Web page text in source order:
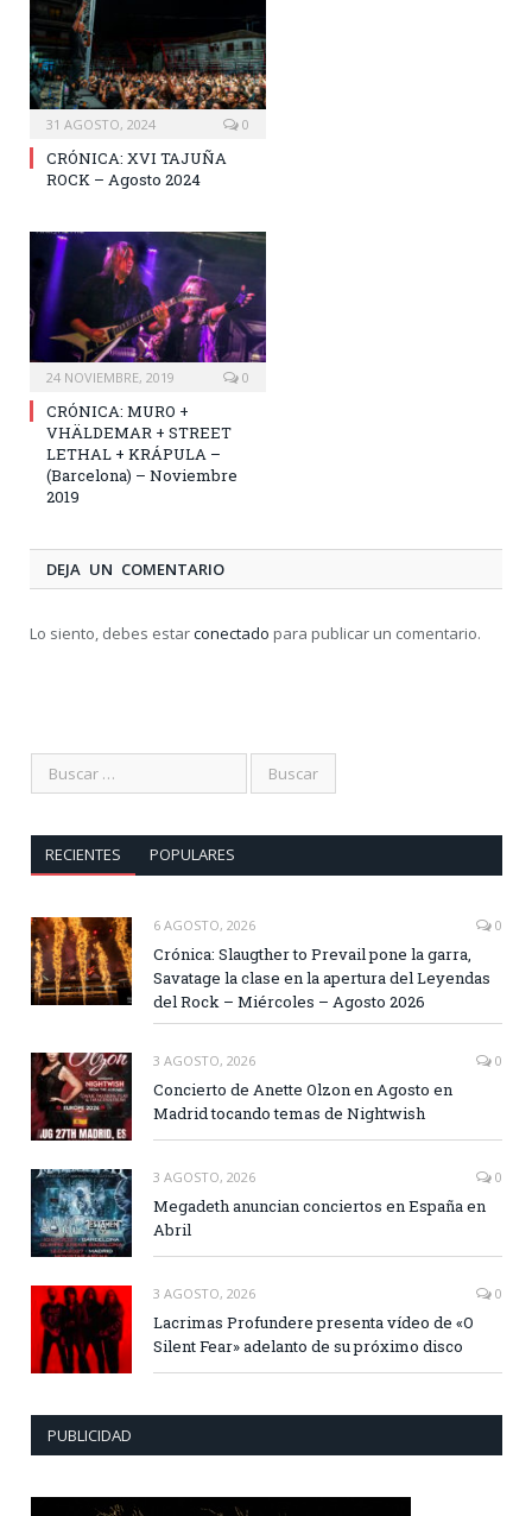
31 AGOSTO, 2024 0
CRÓNICA: XVI TAJUÑA
ROCK – Agosto 2024
24 NOVIEMBRE, 2019 0
CRÓNICA: MURO +
VHÄLDEMAR + STREET
LETHAL + KRÁPULA –
(Barcelona) – Noviembre
2019
DEJA UN COMENTARIO
Lo siento, debes estarconectado para publicar un comentario.
RECIENTES POPULARES
6 AGOSTO, 2026 0
Crónica: Slaugther to Prevail pone la garra,
Savatage la clase en la apertura del Leyendas
del Rock – Miércoles – Agosto 2026
3 AGOSTO, 2026 0
Concierto de Anette Olzon en Agosto en
Madrid tocando temas de Nightwish
3 AGOSTO, 2026 0
Megadeth anuncian conciertos en España en
Abril
3 AGOSTO, 2026 0
Lacrimas Profundere presenta vídeo de «O
Silent Fear» adelanto de su próximo disco
PUBLICIDAD